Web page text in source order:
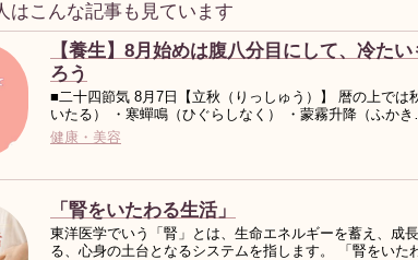
はこんな記事も見ています
【養生】8月始めは腹八分目にして、冷た
ろう
■二十四節気 8月7日【立秋（りっしゅう）】 暦の上では
いたる） ・寒蟬鳴（ひぐらしなく） ・蒙霧升降（ふかき
健康・美容
「腎をいたわる生活」
東洋医学でいう「腎」とは、生命エネルギーを蓄え、成
る、心身の土台となるシステムを指します。 「腎をいた